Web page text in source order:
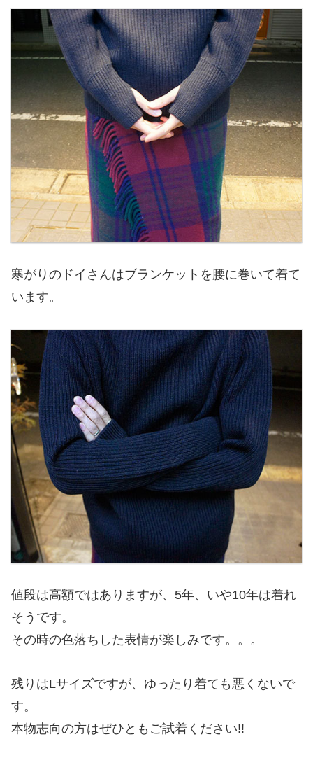
寒がりのドイさんはブランケットを腰に巻いて着て
います。
値段は高額ではありますが、5年、いや10年は着れ
そうです。
その時の色落ちした表情が楽しみです。。。
残りはLサイズですが、ゆったり着ても悪くないで
す。
本物志向の方はぜひともご試着ください!!